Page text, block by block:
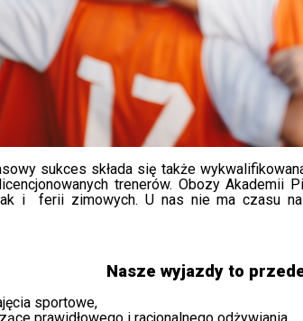
sukces składa się także
trenerów. Obozy Akademii
i ferii zimowych. U nas nie ma czasu
Nasze wyjazdy to
sportowe,